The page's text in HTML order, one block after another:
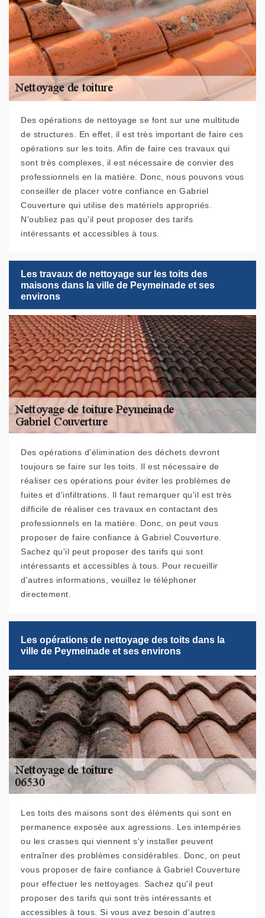
Des opérations de nettoyage se font sur une multitude
de structures. En effet, il est très important de faire ces
opérations sur les toits. Afin de faire ces travaux qui
sont très complexes, il est nécessaire de convier des
professionnels en la matière. Donc, nous pouvons vous
conseiller de placer votre confiance en Gabriel
Couverture qui utilise des matériels appropriés.
N'oubliez pas qu'il peut proposer des tarifs
intéressants et accessibles à tous.
Les travaux de nettoyage sur les toits des
maisons dans la ville de Peymeinade et ses
environs
Des opérations d'élimination des déchets devront
toujours se faire sur les toits. Il est nécessaire de
réaliser ces opérations pour éviter les problèmes de
fuites et d'infiltrations. Il faut remarquer qu'il est très
difficile de réaliser ces travaux en contactant des
professionnels en la matière. Donc, on peut vous
proposer de faire confiance à Gabriel Couverture.
Sachez qu'il peut proposer des tarifs qui sont
intéressants et accessibles à tous. Pour recueillir
d'autres informations, veuillez le téléphoner
directement.
Les opérations de nettoyage des toits dans la
ville de Peymeinade et ses environs
Les toits des maisons sont des éléments qui sont en
permanence exposée aux agressions. Les intempéries
ou les crasses qui viennent s'y installer peuvent
entraîner des problèmes considérables. Donc, on peut
vous proposer de faire confiance à Gabriel Couverture
pour effectuer les nettoyages. Sachez qu'il peut
proposer des tarifs qui sont très intéressants et
accessibles à tous. Si vous avez besoin d'autres